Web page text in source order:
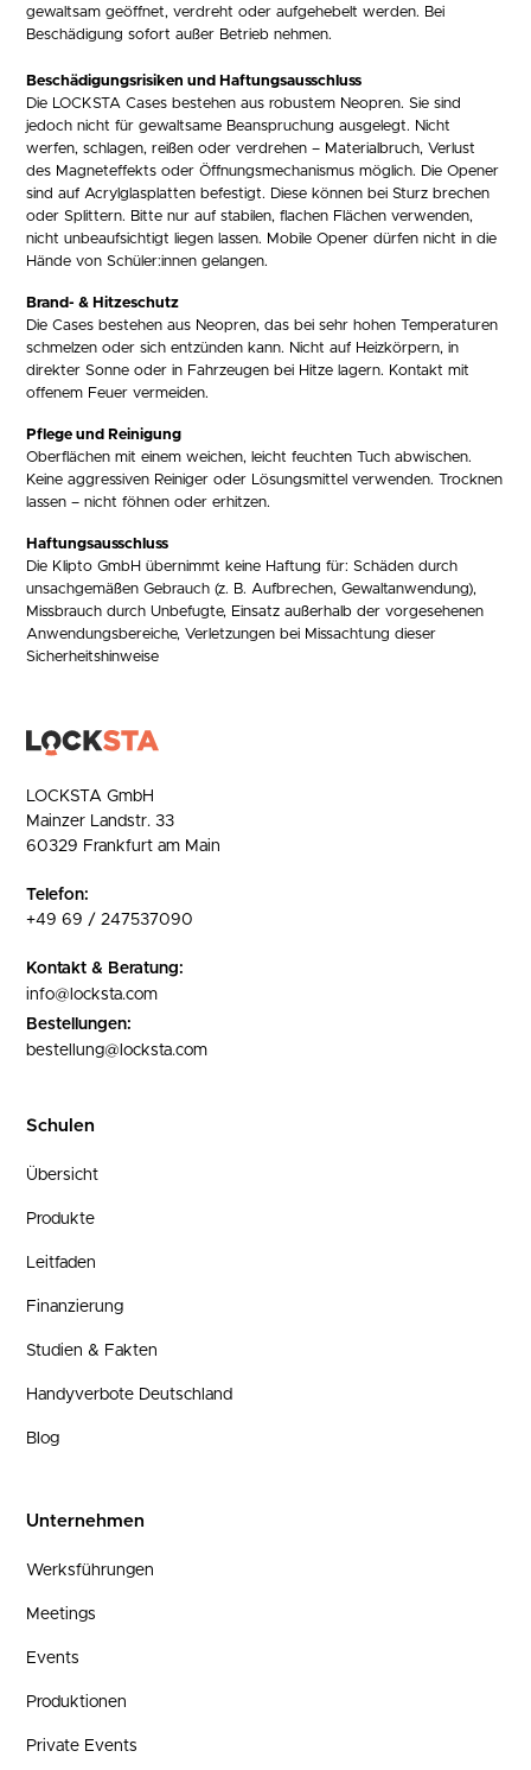
gewaltsam geöffnet, verdreht oder aufgehebelt werden. Bei
Beschädigung sofort außer Betrieb nehmen.
Beschädigungsrisiken und Haftungsausschluss
Die LOCKSTA Cases bestehen aus robustem Neopren. Sie sind
jedoch nicht für gewaltsame Beanspruchung ausgelegt. Nicht
werfen, schlagen, reißen oder verdrehen – Materialbruch, Verlust
des Magneteffekts oder Öffnungsmechanismus möglich. Die Opener
sind auf Acrylglasplatten befestigt. Diese können bei Sturz brechen
oder Splittern. Bitte nur auf stabilen, flachen Flächen verwenden,
nicht unbeaufsichtigt liegen lassen. Mobile Opener dürfen nicht in die
Hände von Schüler:innen gelangen.
Brand- & Hitzeschutz
Die Cases bestehen aus Neopren, das bei sehr hohen Temperaturen
schmelzen oder sich entzünden kann. Nicht auf Heizkörpern, in
direkter Sonne oder in Fahrzeugen bei Hitze lagern. Kontakt mit
offenem Feuer vermeiden.
Pflege und Reinigung
Oberflächen mit einem weichen, leicht feuchten Tuch abwischen.
Keine aggressiven Reiniger oder Lösungsmittel verwenden. Trocknen
lassen – nicht föhnen oder erhitzen.
Haftungsausschluss
Die Klipto GmbH übernimmt keine Haftung für: Schäden durch
unsachgemäßen Gebrauch (z. B. Aufbrechen, Gewaltanwendung),
Missbrauch durch Unbefugte, Einsatz außerhalb der vorgesehenen
Anwendungsbereiche, Verletzungen bei Missachtung dieser
Sicherheitshinweise
LOCKSTA GmbH
Mainzer Landstr. 33
60329 Frankfurt am Main
Telefon:
+49 69 / 247537090
Kontakt & Beratung:
info@locksta.com
Bestellungen:
bestellung@locksta.com
Schulen
Übersicht
Produkte
Leitfaden
Finanzierung
Studien & Fakten
Handyverbote Deutschland
Blog
Unternehmen
Werksführungen
Meetings
Events
Produktionen
Private Events